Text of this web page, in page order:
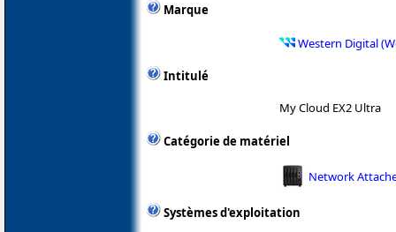
Marque
Western Digital
Intitulé
My Cloud EX2 Ultra
Catégorie de matériel
Network
Systèmes d'exploitation